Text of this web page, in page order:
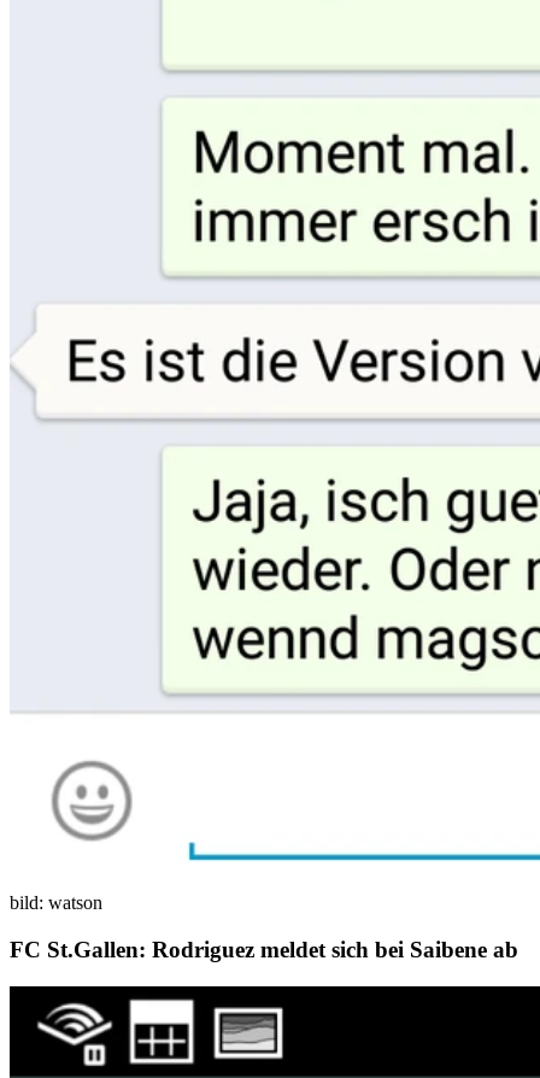
bild: watson
FC St.Gallen: Rodriguez meldet sich bei Saibene ab